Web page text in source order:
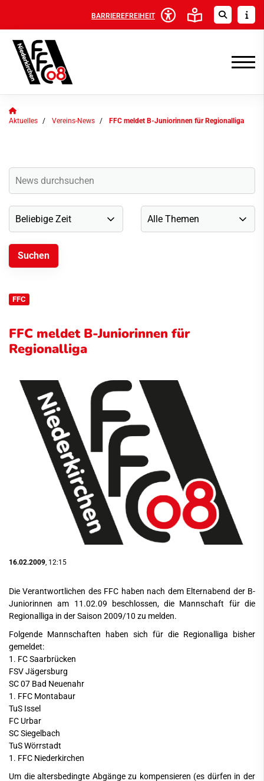
BARRIEREFREIHEIT
Aktuelles Vereins-News FFC meldet B-Juniorinnen für Regionalliga
FFC
FFC meldet B-Juniorinnen für
Regionalliga
16.02.2009 , 12:15
Die Verantwortlichen des FFC haben nach dem Elternabend der B-
Juniorinnen am 11.02.09 beschlossen, die Mannschaft für die
Regionalliga in der Saison 2009/10 zu melden.
Folgende Mannschaften haben sich für die Regionalliga bisher
gemeldet:
1. FC Saarbrücken
FSV Jägersburg
SC 07 Bad Neuenahr
1. FFC Montabaur
TuS Issel
FC Urbar
SC Siegelbach
TuS Wörrstadt
1. FFC Niederkirchen
Um die altersbedingte Abgänge zu kompensieren (es dürfen in der